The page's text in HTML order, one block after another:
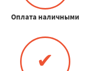
Оплата наличными
✔